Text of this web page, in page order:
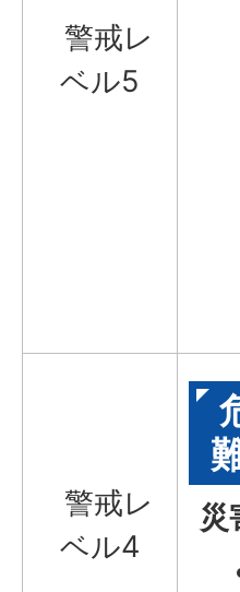
警戒レ
ベル5
警戒レ
ベル4
災